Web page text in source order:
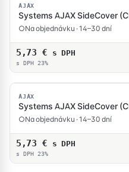
AJAX
Systems AJAX SideCover
Na objednávku · 14–30 dní
5,73 € s DPH
s DPH 23%
AJAX
Systems AJAX SideCover
Na objednávku · 14–30 dní
5,73 € s DPH
s DPH 23%